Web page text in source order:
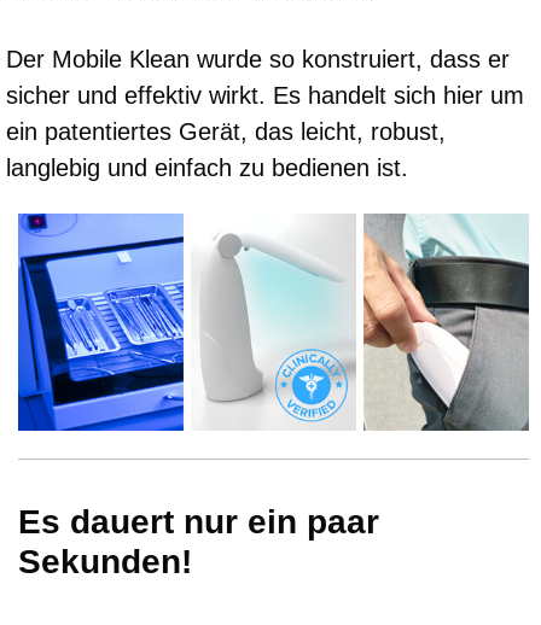
Der Mobile Klean wurde so konstruiert, dass er
sicher und effektiv wirkt. Es handelt sich hier um
ein patentiertes Gerät, das leicht, robust,
langlebig und einfach zu bedienen ist.
Es dauert nur ein paar
Sekunden!